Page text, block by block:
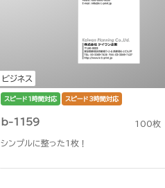
ビジネス
スピード1時間対応 スピード3時間対応
b-1159 100枚
シンプルに整った1枚！